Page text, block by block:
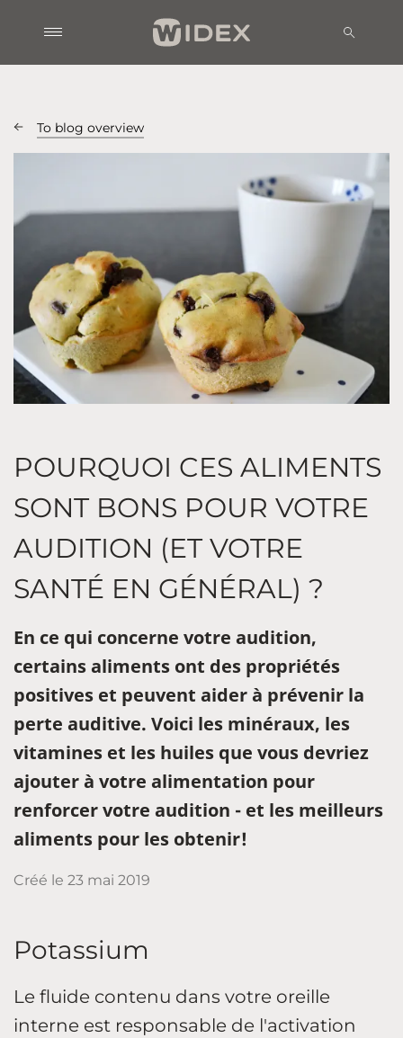
To blog overview
POURQUOI CES ALIMENTS
SONT BONS POUR VOTRE
AUDITION (ET VOTRE
SANTÉ EN GÉNÉRAL) ?
En ce qui concerne votre audition,
certains aliments ont des propriétés
positives et peuvent aider à prévenir la
perte auditive. Voici les minéraux, les
vitamines et les huiles que vous devriez
ajouter à votre alimentation pour
renforcer votre audition - et les meilleurs
aliments pour les obtenir!
Créé le 23 mai 2019
Potassium
Le fluide contenu dans votre oreille
interne est responsable de l'activation